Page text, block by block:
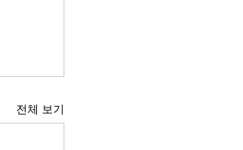
전체 보기